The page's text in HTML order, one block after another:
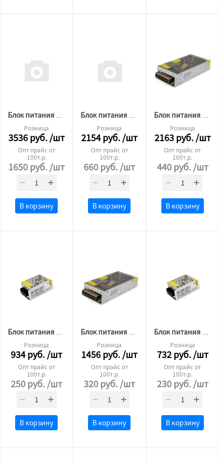
Розница
3536руб./шт
Опт прайс от
100т.р.
1650руб./шт
В корзину
Розница
2154руб./шт
Опт прайс от
100т.р.
660руб./шт
В корзину
Розница
2163руб./шт
Опт прайс от
100т.р.
440руб./шт
В корзину
Блок питания для светодиодной ленты 12v 60W
Розница
934руб./шт
Опт прайс от
100т.р.
250руб./шт
В корзину
Блок питания для светодиодной ленты 12v 100W
Розница
1456руб./шт
Опт прайс от
100т.р.
320руб./шт
В корзину
Блок питания для светодиодной ленты 12v 40W
Розница
732руб./шт
Опт прайс от
100т.р.
230руб./шт
В корзину